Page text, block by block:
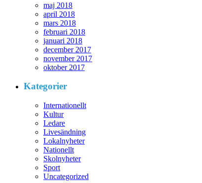
maj 2018
april 2018
mars 2018
februari 2018
januari 2018
december 2017
november 2017
oktober 2017
Kategorier
Internationellt
Kultur
Ledare
Livesändning
Lokalnyheter
Nationellt
Skolnyheter
Sport
Uncategorized